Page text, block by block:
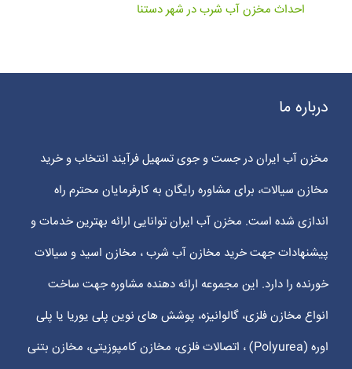
احداث مخزن آب شرب در شهر دستنا
درباره ما
مخزن آب ایران در جست و جوی تسهیل فرآیند انتخاب و خرید
مخازن سیالات، برای مشاوره رایگان به کارفرمایان محترم راه
اندازی شده است. مخزن آب ایران توانایی ارائه بهترین خدمات و
پیشنهادات جهت خرید مخازن آب شرب ، مخازن اسید و سیالات
خورنده را دارد. این مجموعه ارائه دهنده مشاوره جهت ساخت
انواع مخازن فلزی، گالوانیزه، پوشش های نوین پلی یوریا یا پلی
اوره (Polyurea) ، اتصالات فلزی، مخازن کامپوزیتی، مخازن بتنی